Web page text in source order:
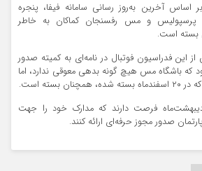
اساس آخرین به‌روز رسانی سامانه فیفا، پنجره
پرسپولیس و مس رفسنجان کماکان به خاطر
بسته است.
این فدراسیون فوتبال در نامه‌ای به کمیته صدور
که باشگاه مس هیچ گونه بدهی معوقی ندارد، اما
بسته است.
تا تاریخ ۲۰ اردیبهشت‌ماه فرصت دارند که مدارک خود را جهت
صدور مجوز حرفه‌ای ارائه کنند.